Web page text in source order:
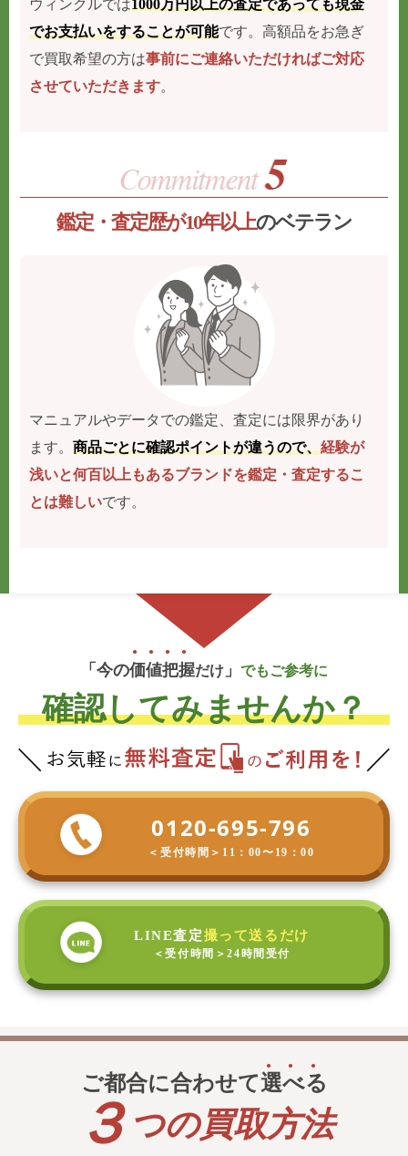
ウィンクルでは1000万円以上の査定であっても現金
でお支払いをすることが可能です。高額品をお急ぎ
で買取希望の方は事前にご連絡いただければご対応
させていただきます。
鑑定・査定歴が10年以上のベテラン
マニュアルやデータでの鑑定、査定には限界があり
ます。商品ごとに確認ポイントが違うので、経験が
浅いと何百以上もあるブランドを鑑定・査定するこ
とは難しいです。
「今の価値把握だけ 」 でもご参考に
確認してみませんか？
0120-695-796
＜受付時間＞ 11：00〜19：00
LINE査定撮って送るだけ
＜受付時間＞24時間受付
ご都合に合わせて選べる
３ つの買取方法